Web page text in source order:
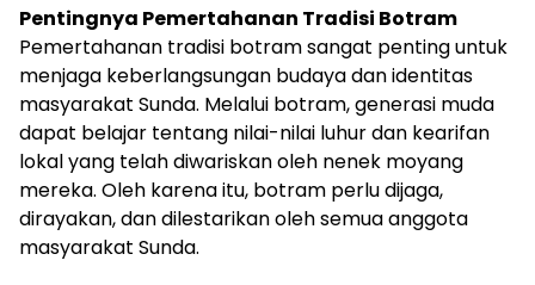
Pentingnya Pemertahanan Tradisi Botram
Pemertahanan tradisi botram sangat penting untuk
menjaga keberlangsungan budaya dan identitas
masyarakat Sunda. Melalui botram, generasi muda
dapat belajar tentang nilai-nilai luhur dan kearifan
lokal yang telah diwariskan oleh nenek moyang
mereka. Oleh karena itu, botram perlu dijaga,
dirayakan, dan dilestarikan oleh semua anggota
masyarakat Sunda.